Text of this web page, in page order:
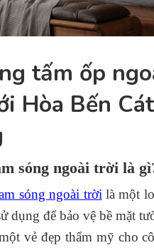
tấm ốp
Hòa Bến
sóng ngoài trời là
sóng ngoài trời là một
dụng để bảo vệ bề mặt
vẻ đẹp thẩm mỹ cho